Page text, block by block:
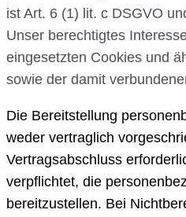
ist Art. 6 (1) lit. c DSGVO
Unser berechtigtes
eingesetzten Cookies und
sowie der damit
Die Bereitstellung
weder vertraglich
Vertragsabschluss
verpflichtet, die
bereitzustellen. Bei